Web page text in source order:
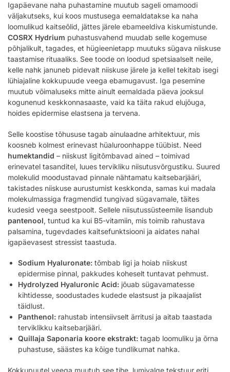
Igapäevane naha puhastamine muutub sageli omamoodi
väljakutseks, kui koos mustusega eemaldatakse ka naha
loomulikud kaitseõlid, jättes järele ebameeldiva kiskumistunde.
COSRX Hydrium puhastusvahend muudab selle kogemuse
põhjalikult, tagades, et hügieenietapp muutuks sügava niiskuse
taastamise rituaaliks. See toode on loodud spetsiaalselt neile,
kelle nahk januneb pidevalt niiskuse järele ja kellel tekitab isegi
lühiajaline kokkupuude veega ebamugavust. Iga pesemine
muutub võimaluseks mitte ainult eemaldada päeva jooksul
kogunenud keskkonnasaaste, vaid ka täita rakud elujõuga,
hoides epidermise elastsena ja tervena.
Selle koostise tõhususe tagab ainulaadne arhitektuur, mis
koosneb kolmest erinevast hüaluroonhappe tüübist. Need
humektandid – niiskust ligitõmbavad ained – toimivad
erinevatel tasanditel, luues tervikliku niisutusvõrgustiku. Suured
molekulid moodustavad pinnale nähtamatu kaitsebarjääri,
takistades niiskuse aurustumist keskkonda, samas kui madala
molekulmassiga fragmendid tungivad sügavamale, täites
kudesid veega seestpoolt. Sellele niisutussüsteemile lisandub
pantenool, tuntud ka kui B5-vitamiin, mis toimib rahustava
palsamina, tugevdades kaitsefunktsiooni ja aidates nahal
igapäevasest stressist taastuda.
Sodium Hyaluronate: tõmbab ligi ja hoiab niiskust
epidermise pinnal, pakkudes koheselt tuntavat pehmust.
Hydrolyzed Hyaluronic Acid: jõuab sügavamatesse
kihtidesse, soodustades kudede elastsust ja pikaajalist
täidlust.
Panthenol: rahustab intensiivselt ärritusi ja aitab taastada
terviklikku kaitsebarjääri.
Quillaja Saponaria koore ekstrakt: tagab loomuliku ja õrna
puhastuse, säästes ka kõige tundlikumat nahka.
Kokkupuutel veega muutub see tihe, lumivalge tekstuur eriti